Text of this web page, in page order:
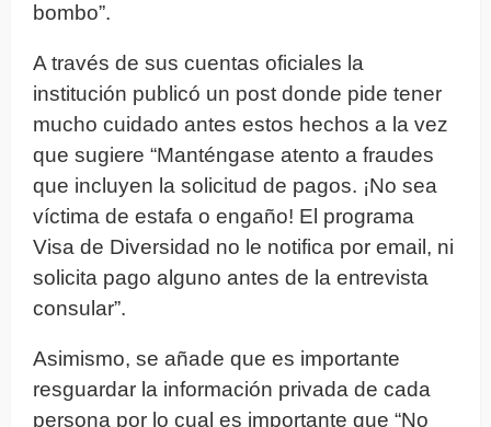
bombo”.
A través de sus cuentas oficiales la
institución publicó un post donde pide tener
mucho cuidado antes estos hechos a la vez
que sugiere “Manténgase atento a fraudes
que incluyen la solicitud de pagos. ¡No sea
víctima de estafa o engaño! El programa
Visa de Diversidad no le notifica por email, ni
solicita pago alguno antes de la entrevista
consular”.
Asimismo, se añade que es importante
resguardar la información privada de cada
persona por lo cual es importante que “No